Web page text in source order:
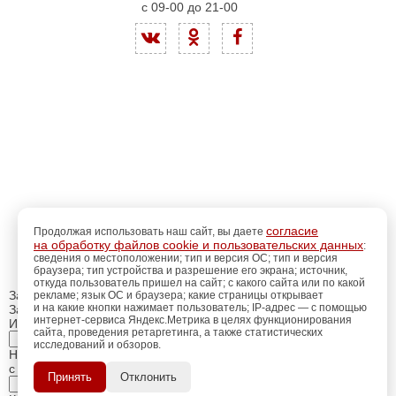
с 09-00 до 21-00
Продолжая использовать наш сайт, вы даете согласие
на обработку файлов cookie и пользовательских данных:
сведения о местоположении; тип и версия ОС; тип и версия
браузера; тип устройства и разрешение его экрана; источник,
откуда пользователь пришел на сайт; с какого сайта или по какой
рекламе; язык ОС и браузера; какие страницы открывает
и на какие кнопки нажимает пользователь; IP-адрес — с помощью
интернет-сервиса Яндекс.Метрика в целях функционирования
сайта, проведения ретаргетинга, а также статистических
исследований и обзоров.
Принять Отклонить
Закрыть
Заказ обратного звонка
Имя Отчество:
Номер телефона:
с кодом города
Пройдитерегистрацию
использования
дополнительных возможностей